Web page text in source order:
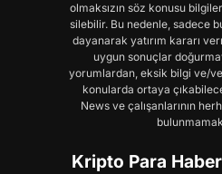
olmaksızın söz konusu
silebilir. Bu nedenle, sadece
dayanarak yatırım kararı
uygun sonuçlar
yorumlardan, eksik bilgi ve/
konularda ortaya
News ve çalışanlarının
Kripto Para